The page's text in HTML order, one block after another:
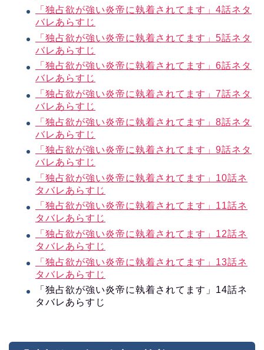
「独占欲が強い炎帝に執着されてます」4話ネタ
バレあらすじ
「独占欲が強い炎帝に執着されてます」5話ネタ
バレあらすじ
「独占欲が強い炎帝に執着されてます」6話ネタ
バレあらすじ
「独占欲が強い炎帝に執着されてます」7話ネタ
バレあらすじ
「独占欲が強い炎帝に執着されてます」8話ネタ
バレあらすじ
「独占欲が強い炎帝に執着されてます」9話ネタ
バレあらすじ
「独占欲が強い炎帝に執着されてます」10話ネ
タバレあらすじ
「独占欲が強い炎帝に執着されてます」11話ネ
タバレあらすじ
「独占欲が強い炎帝に執着されてます」12話ネ
タバレあらすじ
「独占欲が強い炎帝に執着されてます」13話ネ
タバレあらすじ
「独占欲が強い炎帝に執着されてます」14話ネ
タバレあらすじ